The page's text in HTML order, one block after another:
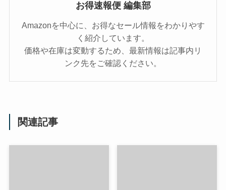
お得速報便 編集部
Amazonを中心に、お得なセール情報をわかりやす
く紹介しています。
価格や在庫は変動するため、最新情報は記事内リ
ンク先をご確認ください。
関連記事